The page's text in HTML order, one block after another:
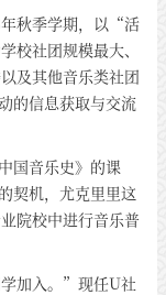
秋季学期，以“活
校社团规模最大、
及其他音乐类社团
的信息获取与交流
国音乐史》的课
契机，尤克里里这
院校中进行音乐普
加入。”现任U社